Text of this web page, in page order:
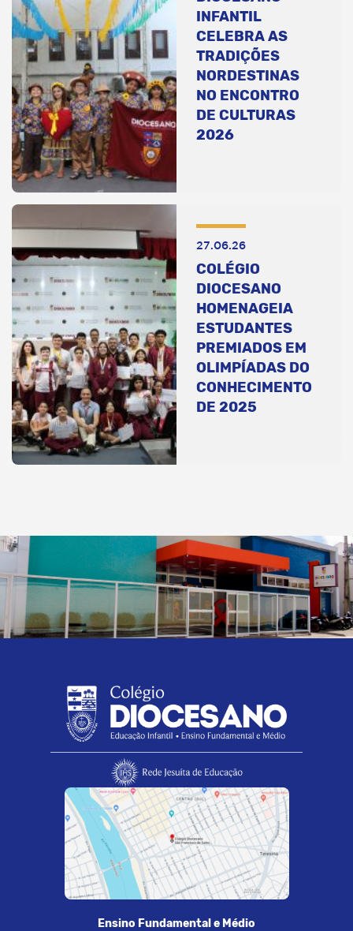
INFANTIL
CELEBRA AS
TRADIÇÕES
NORDESTINAS
NO ENCONTRO
DE CULTURAS
2026
27.06.26
COLÉGIO
DIOCESANO
HOMENAGEIA
ESTUDANTES
PREMIADOS EM
OLIMPÍADAS DO
CONHECIMENTO
DE 2025
Ensino Fundamental e Médio